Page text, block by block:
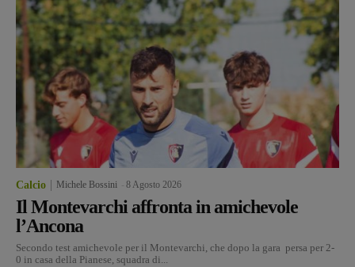
Calcio Michele Bossini 8 Agosto 2026
Il Montevarchi affronta in amichevole
l’Ancona
Secondo test amichevole per il Montevarchi, che dopo la gara persa per 2-
0 in casa della Pianese, squadra di...